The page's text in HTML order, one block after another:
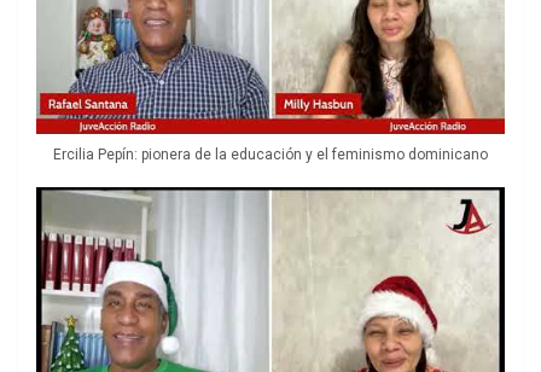
Ercilia Pepín: pionera de la educación y el feminismo dominicano